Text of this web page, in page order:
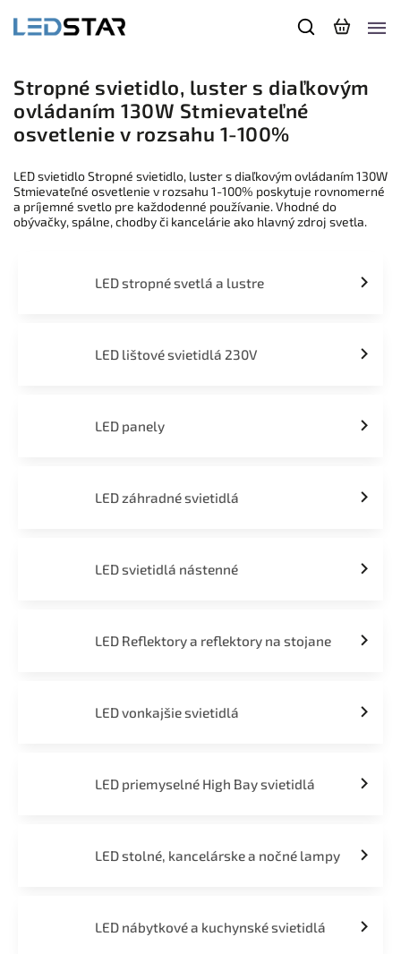
Stropné svietidlo, luster s diaľkovým
ovládaním 130W Stmievateľné
osvetlenie v rozsahu 1-100%
LED svietidlo Stropné svietidlo, luster s diaľkovým ovládaním 130W
Stmievateľné osvetlenie v rozsahu 1-100% poskytuje rovnomerné
a príjemné svetlo pre každodenné používanie. Vhodné do
obývačky, spálne, chodby či kancelárie ako hlavný zdroj svetla.
LED stropné svetlá a lustre
LED lištové svietidlá 230V
LED panely
LED záhradné svietidlá
LED svietidlá nástenné
LED Reflektory a reflektory na stojane
LED vonkajšie svietidlá
LED priemyselné High Bay svietidlá
LED stolné, kancelárske a nočné lampy
LED nábytkové a kuchynské svietidlá